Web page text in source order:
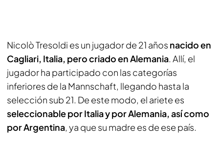
Nicolò Tresoldi es un jugador de 21 años nacido en
Cagliari, Italia, pero criado en Alemania. Allí, el
jugador ha participado con las categorías
inferiores de la Mannschaft, llegando hasta la
selección sub 21. De este modo, el ariete es
seleccionable por Italia y por Alemania, así como
por Argentina, ya que su madre es de ese país.